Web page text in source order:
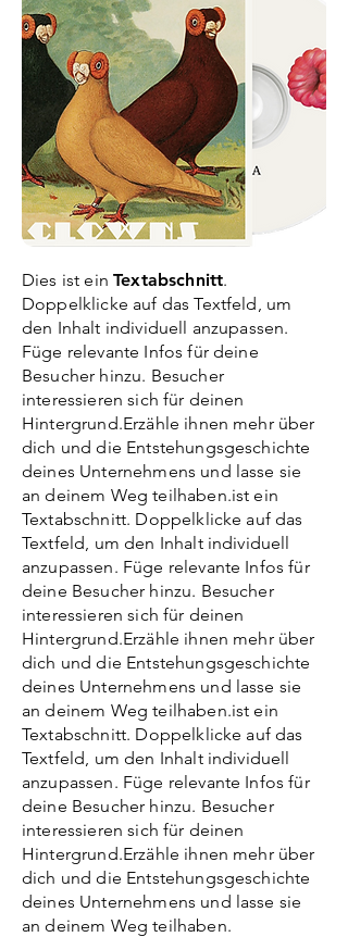
Dies ist einTextabschnitt.
Doppelklicke auf das Textfeld, um
den Inhalt individuell anzupassen.
Füge relevante Infos für deine
Besucher hinzu. Besucher
interessieren sich für deinen
Hintergrund.Erzähle ihnen mehr über
dich und die Entstehungsgeschichte
deines Unternehmens und lasse sie
an deinem Weg teilhaben.ist ein
Textabschnitt. Doppelklicke auf das
Textfeld, um den Inhalt individuell
anzupassen. Füge relevante Infos für
deine Besucher hinzu. Besucher
interessieren sich für deinen
Hintergrund.Erzähle ihnen mehr über
dich und die Entstehungsgeschichte
deines Unternehmens und lasse sie
an deinem Weg teilhaben.ist ein
Textabschnitt. Doppelklicke auf das
Textfeld, um den Inhalt individuell
anzupassen. Füge relevante Infos für
deine Besucher hinzu. Besucher
interessieren sich für deinen
Hintergrund.Erzähle ihnen mehr über
dich und die Entstehungsgeschichte
deines Unternehmens und lasse sie
an deinem Weg teilhaben.